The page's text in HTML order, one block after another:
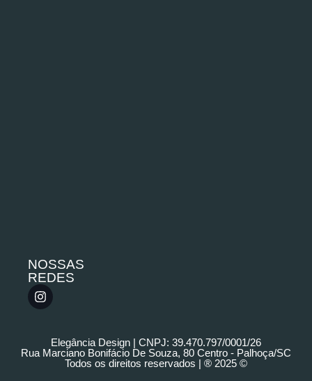
NOSSAS
REDES
Elegância Design | CNPJ: 39.470.797/0001/26
Rua Marciano Bonifácio De Souza, 80 Centro - Palhoça/SC
Todos os direitos reservados | ® 2025 ©